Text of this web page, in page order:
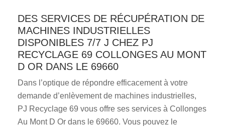
DES SERVICES DE RÉCUPÉRATION DE
MACHINES INDUSTRIELLES
DISPONIBLES 7/7 J CHEZ PJ
RECYCLAGE 69 COLLONGES AU MONT
D OR DANS LE 69660
Dans l’optique de répondre efficacement à votre
demande d’enlèvement de machines industrielles,
PJ Recyclage 69 vous offre ses services à Collonges
Au Mont D Or dans le 69660. Vous pouvez le